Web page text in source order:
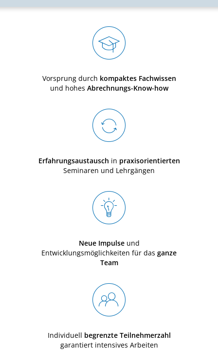
Vorsprung durch kompaktes Fachwissen
und hohes Abrechnungs-Know-how
Erfahrungsaustausch in praxisorientierten
Seminaren und Lehrgängen
Neue Impulseund
Entwicklungsmöglichkeiten für das ganze
Team
Individuell begrenzte Teilnehmerzahl
garantiert intensives Arbeiten